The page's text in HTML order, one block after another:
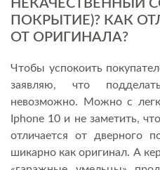
НЕКАЧЕСТВЕННЫЙ
ПОКРЫТИЕ)? КАК
ОТ ОРИГИНАЛА?
Чтобы успокоить
заявляю, что
невозможно. Можно с
Iphone 10 и не заметить,
отличается от дверного
шикарно как оригинал. А